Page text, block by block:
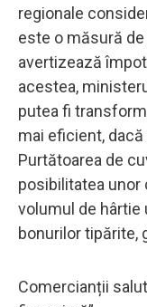
regionale
este o măsură
avertizează
acestea,
putea fi
mai eficient,
Purtătoarea de
posibilitatea unor
volumul de hârtie
bonurilor tipărite,
Comercianții